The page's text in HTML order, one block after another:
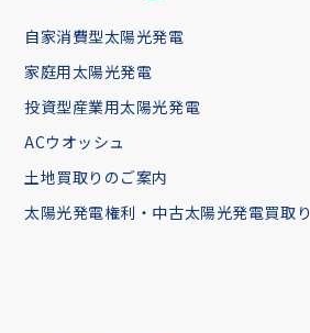
自家消費型太陽光発電
家庭用太陽光発電
投資型産業用太陽光発電
ACウオッシュ
土地買取りのご案内
太陽光発電権利・中古太陽光発電買取り